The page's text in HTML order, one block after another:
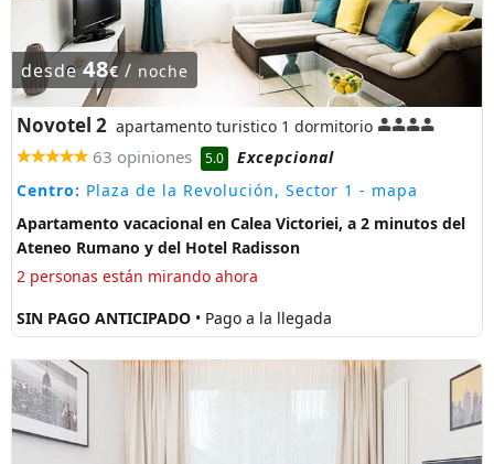
desde48€/ noche
Novotel 2 apartamento turistico 1 dormitorio
63 opiniones 5.0
Excepcional
Centro: Plaza de la Revolución, Sector 1 - mapa
Apartamento vacacional en Calea Victoriei, a 2 minutos del
Ateneo Rumano y del Hotel Radisson
2 personas están mirando ahora
SIN PAGO ANTICIPADO • Pago a la llegada